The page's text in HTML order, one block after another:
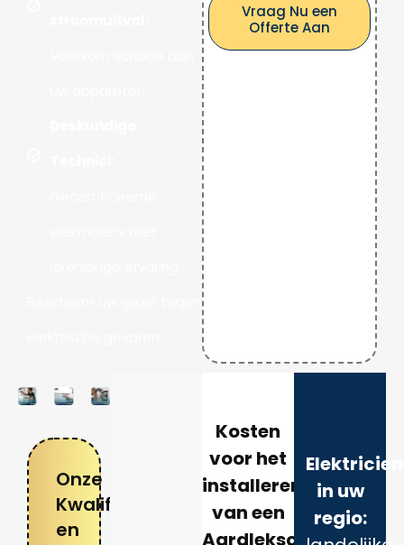
Vraag Nu een
Offerte Aan
Onze
Kwalificaties
en
Kosten
voor het
installeren
van een
Aardlekschakelaar
in uw
regio: